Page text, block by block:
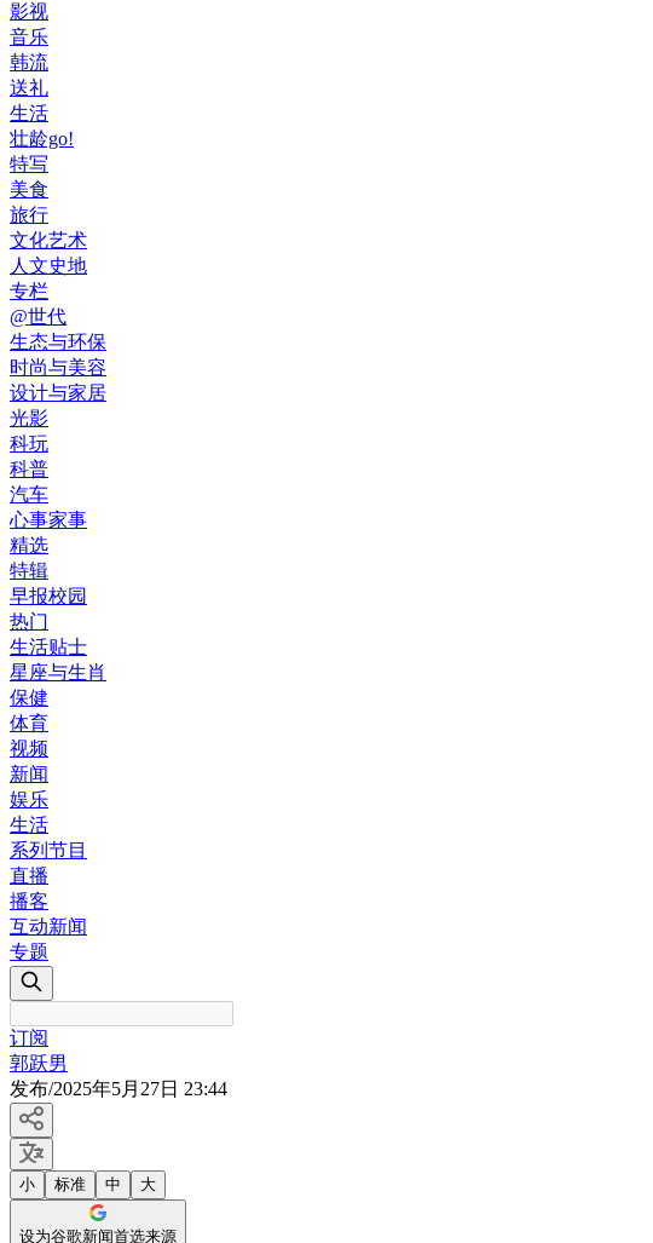
影视
音乐
韩流
送礼
生活
壮龄go!
特写
美食
旅行
文化艺术
人文史地
专栏
@世代
生态与环保
时尚与美容
设计与家居
光影
科玩
科普
汽车
心事家事
精选
特辑
早报校园
热门
生活贴士
星座与生肖
保健
体育
视频
新闻
娱乐
生活
系列节目
直播
播客
互动新闻
专题
订阅
郭跃男
发布/2025年5月27日 23:44
小 标准 中 大
设为谷歌新闻首选来源